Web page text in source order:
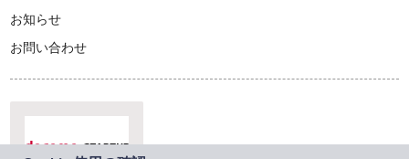
お知らせ
お問い合わせ